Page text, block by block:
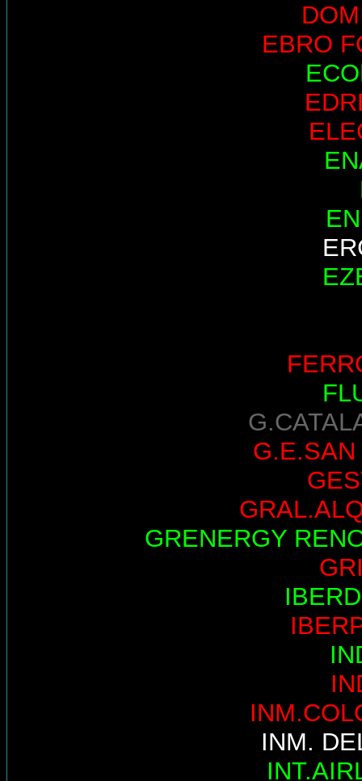
EBRO
GRENERGY
INM.